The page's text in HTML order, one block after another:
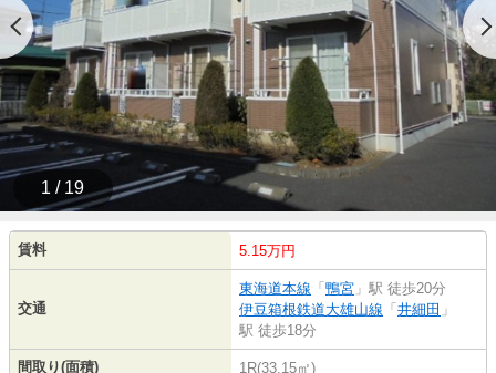
1 / 19
賃料 5.15万円
交通
東海道本線 「 鴨宮 」駅 徒歩20分
伊豆箱根鉄道大雄山線 「 井細田 」
駅 徒歩18分
間取り(面積) 1R(33.15㎡)